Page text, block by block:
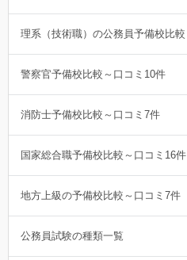
理系（技術職）の公務員予備校比較
警察官予備校比較～口コミ10件
消防士予備校比較～口コミ7件
国家総合職予備校比較～口コミ16件
地方上級の予備校比較～口コミ7件
公務員試験の種類一覧